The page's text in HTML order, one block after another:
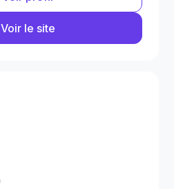
Voir le site